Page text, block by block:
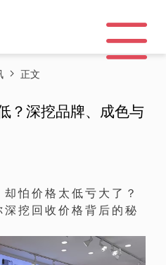
正文
？深挖品牌、成色与
怕价格太低亏大了？
挖回收价格背后的秘